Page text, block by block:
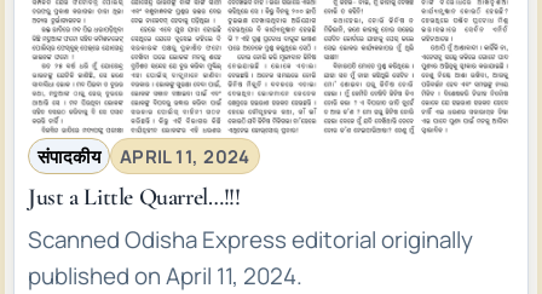
संपादकीय APRIL 11, 2024
Just a Little Quarrel…!!!
Scanned Odisha Express editorial originally
published on April 11, 2024.